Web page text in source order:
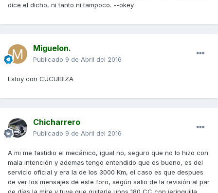
dice el dicho, ni tanto ni tampoco. --okey
Miguelon.
Publicado 9 de Abril del 2016
Estoy con CUCUIBIZA
Chicharrero
Publicado 9 de Abril del 2016
A mi me fastidio el mecánico, igual no, seguro que no lo hizo con
mala intención y ademas tengo entendido que es bueno, es del
servicio oficial y era la de los 3000 Km, el caso es que despues
de ver los mensajes de este foro, según salio de la revisión al par
de días la mire y tuve que quitarle unos 180 CC con jeringuilla,